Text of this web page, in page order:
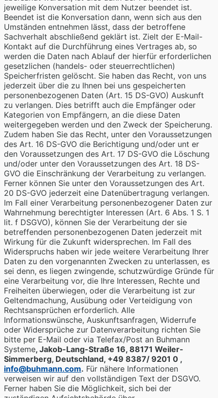
jeweilige Konversation mit dem Nutzer beendet ist.
Beendet ist die Konversation dann, wenn sich aus den
Umständen entnehmen lässt, dass der betroffene
Sachverhalt abschließend geklärt ist. Zielt der E-Mail-
Kontakt auf die Durchführung eines Vertrages ab, so
werden die Daten nach Ablauf der hierfür erforderlichen
gesetzlichen (handels- oder steuerrechtlichen)
Speicherfristen gelöscht. Sie haben das Recht, von uns
jederzeit über die zu Ihnen bei uns gespeicherten
personenbezogenen Daten (Art. 15 DS-GVO) Auskunft
zu verlangen. Dies betrifft auch die Empfänger oder
Kategorien von Empfängern, an die diese Daten
weitergegeben werden und den Zweck der Speicherung.
Zudem haben Sie das Recht, unter den Voraussetzungen
des Art. 16 DS-GVO die Berichtigung und/oder unt er
den Voraussetzungen des Art. 17 DS-GVO die Löschung
und/oder unter den Voraussetzungen des Art. 18 DS-
GVO die Einschränkung der Verarbeitung zu verlangen.
Ferner können Sie unter den Voraussetzungen des Art.
20 DS-GVO jederzeit eine Datenübertragung verlangen.
Im Fall einer Verarbeitung personenbezogener Daten zur
Wahrnehmung berechtigter Interessen (Art. 6 Abs. 1 S. 1
lit. f DSGVO), können Sie der Verarbeitung der sie
betreffenden personenbezogenen Daten jederzeit mit
Wirkung für die Zukunft widersprechen. Im Fall des
Widerspruchs haben wir jede weitere Verarbeitung Ihrer
Daten zu den vorgenannten Zwecken zu unterlassen, es
sei denn, es liegen zwingende, schutzwürdige Gründe für
eine Verarbeitung vor, die Ihre Interessen, Rechte und
Freiheiten überwiegen, oder die Verarbeitung ist zur
Geltendmachung, Ausübung oder Verteidigung von
Rechtsansprüchen erforderlich. Alle
Informationswünsche, Auskunftsanfragen, Widerrufe
oder Widersprüche zur Datenverarbeitung richten Sie
bitte per E-Mail oder via Telefax/Post an Buhmann
Systeme, Jakob-Lang-Straße 16, 88171 Weiler-
Simmerberg, Deutschland, +49 8387/ 9201 0 ,
info@buhmann.com. Für nähere Informationen
verweisen wir auf den vollständigen Text der DSGVO.
Ferner haben Sie die Möglichkeit, sich bei der